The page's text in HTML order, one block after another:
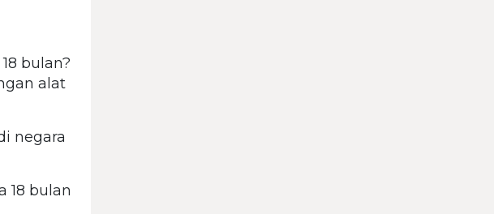
bulan?
alat
negara
18 bulan